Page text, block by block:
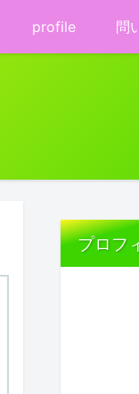
profile 問
プロフ